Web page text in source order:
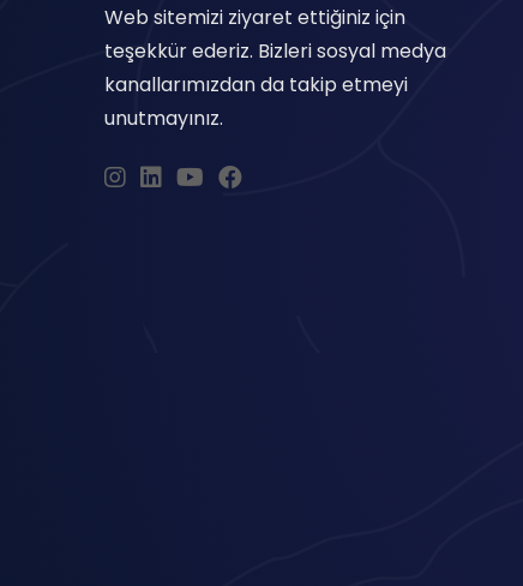
Web sitemizi ziyaret ettiğiniz için
teşekkür ederiz. Bizleri sosyal medya
kanallarımızdan da takip etmeyi
unutmayınız.